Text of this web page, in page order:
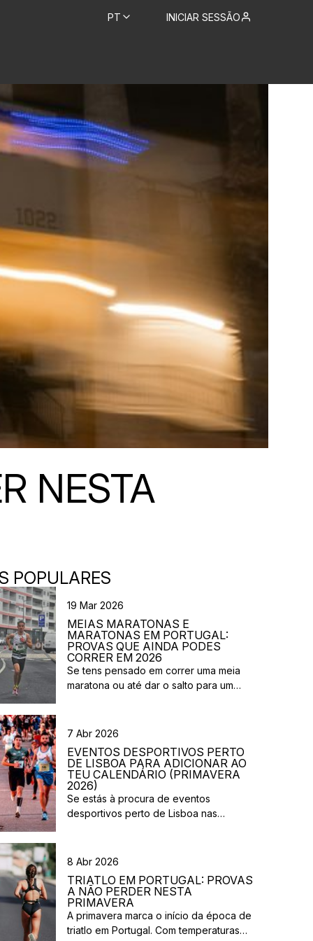
PT INICIAR SESSÃO
NESTA
POPULARES
19 Mar 2026
MEIAS MARATONAS E
MARATONAS EM PORTUGAL:
PROVAS QUE AINDA PODES
CORRER EM 2026
Se tens pensado em correr uma meia
maratona ou até dar o salto para um
Entre a primavera e o verão, o
vida. Há eventos por todo o país,
diferentes formatos e experiências para
todos os […]
7 Abr 2026
EVENTOS DESPORTIVOS PERTO
DE LISBOA PARA ADICIONAR AO
TEU CALENDÁRIO (PRIMAVERA
2026)
Se estás à procura de eventos
desportivos perto de Lisboa nas
vão acontecer na região durante esta
provas urbanas e eventos de trail,
existem opções para diferentes níveis e
objetivos. Aqui ficam algumas sugestões
de eventos desportivos perto de Lisboa
8 Abr 2026
TRIATLO EM PORTUGAL: PROVAS
A NÃO PERDER NESTA
PRIMAVERA
A primavera marca o início da época de
triatlo em Portugal. Com temperaturas